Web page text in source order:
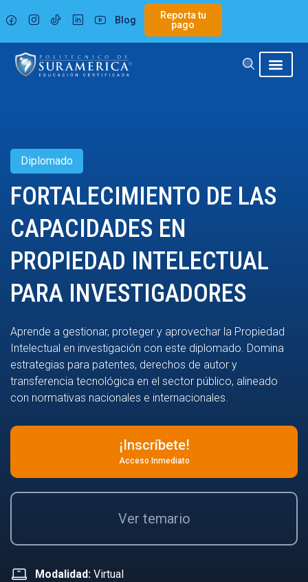
al
contenido
Blog
Reporta tu
pago
Diplomado
FORTALECIMIENTO DE LAS
CAPACIDADES EN
PROPIEDAD INTELECTUAL
PARA INVESTIGADORES
Aprende a gestionar, proteger y aprovechar la Propiedad
Intelectual en investigación con este diplomado. Domina
estrategias para patentes, derechos de autor y
transferencia tecnológica en el sector público, alineado
con normativas nacionales e internacionales.
¡Inscríbete!
Acceso Inmediato
Ver temario
Modalidad: Virtual